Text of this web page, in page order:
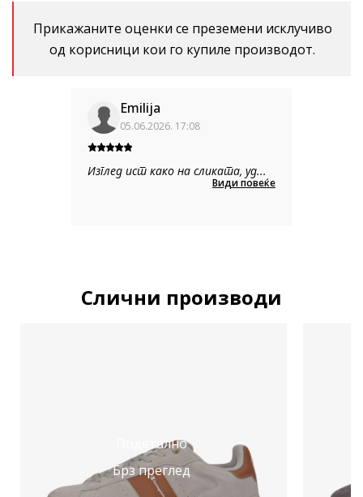
Прикажаните оценки се преземени исклучиво
од корисници кои го купиле производот.
Emilija
05.06.2026. 17:08
Изглед ист како на сликата, уд...
Види повеќе
Слични производи
Подетално
Брз преглед